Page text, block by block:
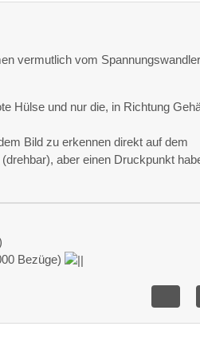
vermutlich vom
Hülse und nur die, in Richtung
Bild zu erkennen direkt auf dem
aber einen Druckpunkt
Bezüge)